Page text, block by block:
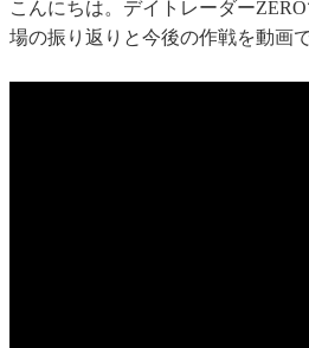
こんにちは。デイトレーダー
場の振り返りと今後の作戦を動画